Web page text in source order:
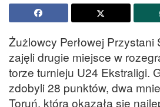
Żużlowcy Perłowej Przystani
zajęli drugie miejsce w
torze turnieju U24 Ekstraligi.
zdobyli 28 punktów, dwa
Toruń, która okazała się